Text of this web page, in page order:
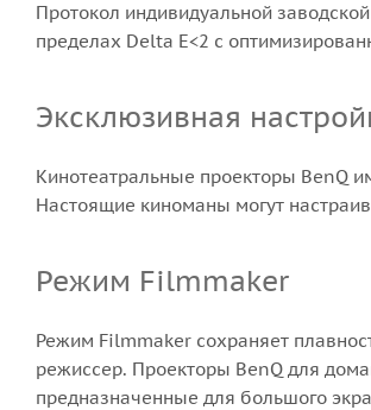
Протокол индивидуальной
пределах Delta E<2 с
Эксклюзивная
Кинотеатральные проекторы BenQ
Настоящие киноманы могут
Режим Filmmaker
Режим Filmmaker сохраняет
режиссер. Проекторы BenQ для
предназначенные для большого